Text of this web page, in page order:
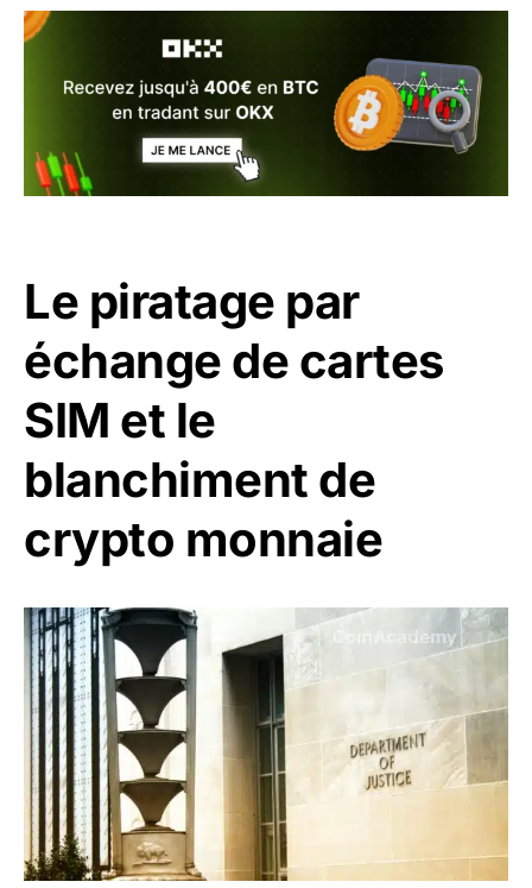
Le piratage par
échange de cartes
SIM et le
blanchiment de
crypto monnaie